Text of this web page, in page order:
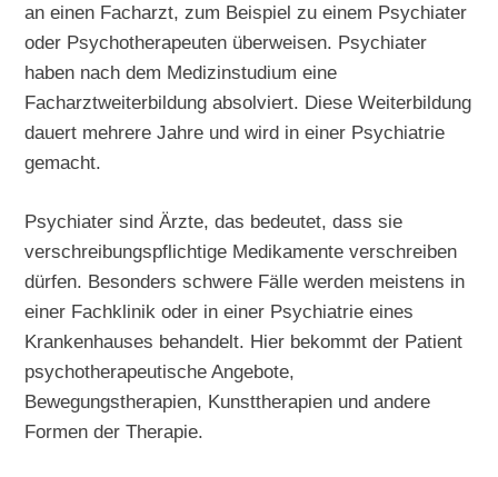
an einen Facharzt, zum Beispiel zu einem Psychiater
oder Psychotherapeuten überweisen. Psychiater
haben nach dem Medizinstudium eine
Facharztweiterbildung absolviert. Diese Weiterbildung
dauert mehrere Jahre und wird in einer Psychiatrie
gemacht.
Psychiater sind Ärzte, das bedeutet, dass sie
verschreibungspflichtige Medikamente verschreiben
dürfen. Besonders schwere Fälle werden meistens in
einer Fachklinik oder in einer Psychiatrie eines
Krankenhauses behandelt. Hier bekommt der Patient
psychotherapeutische Angebote,
Bewegungstherapien, Kunsttherapien und andere
Formen der Therapie.